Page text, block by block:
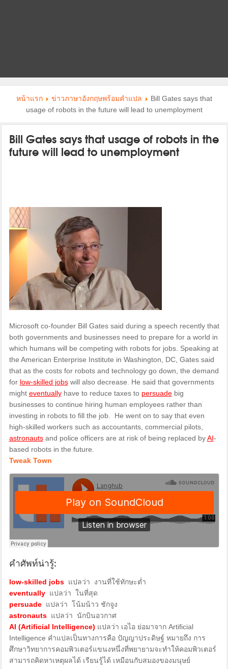
หน้าแรก ข่าวภาษาอังกฤษพร้อมคําแปล
Bill Gates says that
usage of robots in the future will lead to unemployment
Bill Gates says that usage of robots in the
future will lead to unemployment
Microsoft co-founder Bill Gates said during a speech recently that
both governments and businesses need to prepare for a world in
which humans will be competing with robots for jobs. Speaking at
the American Enterprise Institute in Washington, DC, Gates said
that as the costs for robots and technology go down, the demand
for low-skilled jobswill also decrease. He said that governments
might eventuallyhave to reduce taxes to persuadebig
businesses to continue hiring human employees rather than
investing in robots to fill the job. He went on to say that even
high-skilled workers such as accountants, commercial pilots,
astronautsand police officers are at risk of being replaced byAI-
based robots in the future.
Tweak Town
คำศัพท์น่ารู้:
low-skilled jobs แปลว่า งานที่ใช้ทักษะต่ำ
eventually แปลว่า ในที่สุด
persuade แปลว่า โน้มน้าว ชักจูง
astronauts แปลว่า นักบินอวกาศ
AI (Artificial Intelligence) แปลว่า เอไอ ย่อมาจาก Artificial
Intelligence คำแปลเป็นทางการคือ ปัญญาประดิษฐ์ หมายถึง การ
ศึกษาวิทยาการคอมพิวเตอร์แขนงหนึ่งที่พยายามจะทำให้คอมพิวเตอร์
สามารถคิดหาเหตุผลได้ เรียนรู้ได้ เหมือนกับสมองของมนุษย์